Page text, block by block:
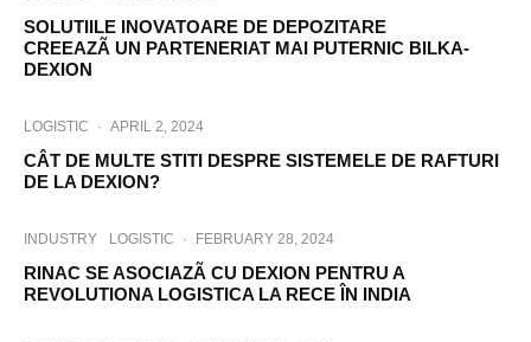
SOLUTIILE INOVATOARE DE DEPOZITARE
CREEAZÃ UN PARTENERIAT MAI PUTERNIC BILKA-
DEXION
LOGISTIC · APRIL 2, 2024
CÂT DE MULTE STITI DESPRE SISTEMELE DE RAFTURI
DE LA DEXION?
INDUSTRY LOGISTIC · FEBRUARY 28, 2024
RINAC SE ASOCIAZÃ CU DEXION PENTRU A
REVOLUTIONA LOGISTICA LA RECE ÎN INDIA